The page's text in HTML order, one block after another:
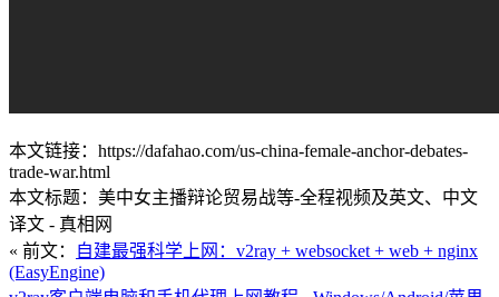
本文链接：https://dafahao.com/us-china-female-anchor-debates-
trade-war.html
本文标题：美中女主播辩论贸易战等-全程视频及英文、中文
译文 - 真相网
« 前文：
自建最强科学上网：v2ray + websocket + web + nginx
(EasyEngine)